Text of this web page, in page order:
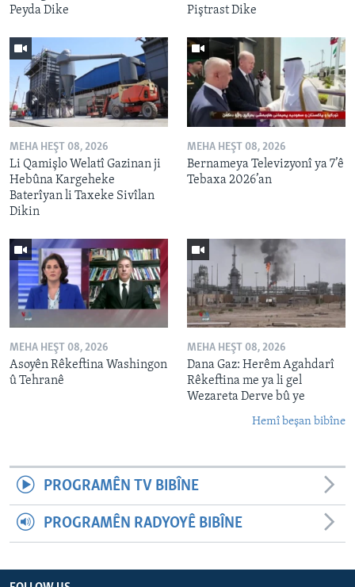
Peyda Dike
Piştrast Dike
MEHA HEŞT 08, 2026
Li Qamişlo Welatî Gazinan ji
Hebûna Kargeheke
Baterîyan li Taxeke Sivîlan
Dikin
MEHA HEŞT 08, 2026
Bernameya Televizyonî ya 7’ê
Tebaxa 2026’an
MEHA HEŞT 08, 2026
Asoyên Rêkeftina Washingon
û Tehranê
MEHA HEŞT 08, 2026
Dana Gaz: Herêm Agahdarî
Rêkeftina me ya li gel
Wezareta Derve bû ye
Hemî beşan bibîne
PROGRAMÊN TV BIBÎNE
PROGRAMÊN RADYOYÊ BIBÎNE